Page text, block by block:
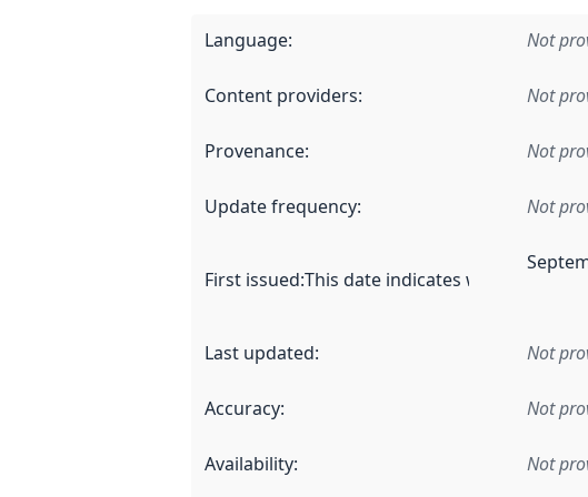
Language: Not
Content providers: Not
Provenance: Not
Update frequency: Not
First issued:This date indicates when the
Last updated: Not
Accuracy: Not
Availability: Not